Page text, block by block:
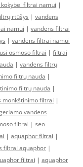
filtrai namui |
rtūšys | vandens
namui | vandens filtrai
| vandens filtrai namui
osmoso filtrai | filtrai
| vandens filtrų
filtrų nauda |
filtrų nauda |
monkštinimo filtrai |
vandens
filtrai | seo
| aquaphor filtrai |
filtrai aquaphor |
filtrai | aquaphor